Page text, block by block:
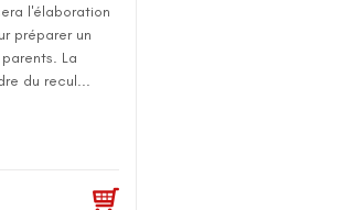
l'élaboration
préparer un
La
du recul...